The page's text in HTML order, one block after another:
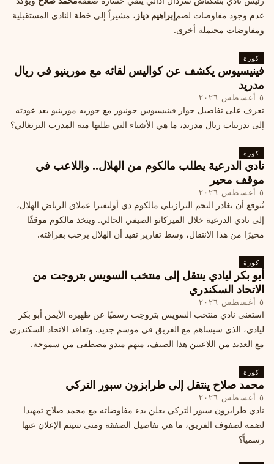
عدم وجود مفاوضات لضمإبراهيم دياز ، مشيراً إلى خطة النادي المستقبلية
ومفاوضات محتملة أخرى.
كورة
فينيسيوس يكشف عن كواليس لقائه مع مورينيو في ريال
مدريد
٥ أغسطس ٢٠٢٦
تعرف على تفاصيل حوار فينيسيوس جونيور مع جوزيه مورينيو بعد عودته
إلى تدريبات ريال مدريد، ما هي الأشياء التي طلبها منه المدرب البرتغالي؟
كورة
نادي الدرعية يطلب مالكوم من الهلال.. واللاعب في
موقف محير
٥ أغسطس ٢٠٢٦
يُتوقع أن يغادر النجم البرازيلي مالكوم دي أوليفيرا عملاق الرياض الهلال،
إلى نادي الدرعية خلال الميركاتو الصيفي الحالي. ويتخذ مالكوم موقفًا
محيرًا من هذا الانتقال، وسط تقارير تفيد أن الهلال يرحب بفراقته.
كورة
أبو بكر ليادي ينتقل إلى منتخب السويس بتروجت من
الاتحاد السكندري
٥ أغسطس ٢٠٢٦
استغنى نادي منتخب السويس بتروجت رسميًا عن ظهيره الأيمن أبو بكر
ليادي، الذي سيساهم مع الفريق في موسم جديد. وتعاقد الاتحاد السكندري
مع العديد من اللاعبين هذا الصيف، منهم ميدو مصطفى من سموحة.
كورة
محمد صلاح ينتقل إلى طرابزون سبور التركي
٥ أغسطس ٢٠٢٦
نادي طرابزون سبور التركي يعلن بدء مفاوضاته مع محمد صلاح تمهيدا
لضمه لصفوف الفريق، ما هي تفاصيل الصفقة ومتى سيتم الإعلان عنها
رسمياً؟